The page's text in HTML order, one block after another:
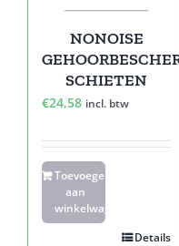
NONOISE
SCHIETEN
€24,58 incl. btw
Toevoegen
aan
winkelwagen
Details